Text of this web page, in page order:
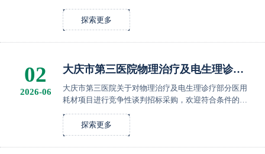
医疗器械销售有限公司。 五、公告期限： 自本公告发布
之...
探索更多
02
2026-06
大庆市第三医院物理治疗及电生理诊疗
部分医用耗材项目采购公告
大庆市第三医院关于对物理治疗及电生理诊疗部分医用
耗材项目进行竞争性谈判招标采购，欢迎符合条件的有
院物理治疗及电生理诊疗部分医用耗材项目 二、项目编
号...
探索更多